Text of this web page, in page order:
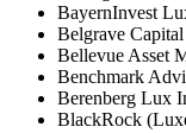
BayernInvest
Belgrave
Bellevue Asset
Benchmark
Berenberg Lux
BlackRock